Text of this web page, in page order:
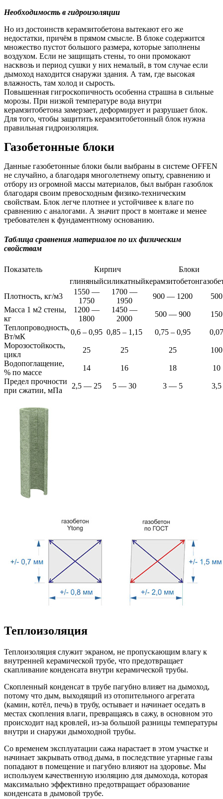
Необходимость в гидроизоляции
Но из достоинств керамзитобетона вытекают его же
недостатки, причём в прямом смысле. В блоке содержится
множество пустот большого размера, которые заполнены
воздухом. Если не защищать стены, то они промокают
насквозь и период сушки у них немалый, в том случае если
дымоход находится снаружи здания. А там, где высокая
влажность, там холод и сырость.
Повышенная гигроскопичность особенна страшна в сильные
морозы. При низкой температуре вода внутри
керамзитобетона замерзает, деформирует и разрушает блок.
Для того, чтобы защитить керамзитобетонный блок нужна
правильная гидроизоляция.
Газобетонные блоки
Данные газобетонные блоки были выбраны в системе OFFEN
не случайно, а благодаря многолетнему опыту, сравнению и
отбору из огромной массы материалов, был выбран газоблок
благодаря своим превосходным физико-техническим
свойствам. Блок легче плотнее и устойчивее к влаге по
сравнению с аналогами. А значит прост в монтаже и менее
требователен к фундаментному основанию.
Таблица сравнения материалов по их физическим
свойствам
Показатель Кирпич
Блоки
глиняныйсиликатныйкерамзитобетон
Плотность, кг/м3
1550 —
1750
1700 —
1950
900 — 1200
500
Масса 1 м2 стены,
кг
1200 —
1800
1450 —
2000
500 — 900
150
Теплопроводность,
Вт/мК
0,6 – 0,95 0,85 – 1,15 0,75 – 0,95
0,07
Морозостойкость,
цикл
25 25 25
100
Водопоглащение,
% по массе
14 16 18
10
Предел прочности
при сжатии, мПа
2,5 — 25 5 — 30 3 — 5 3,5
Теплоизоляция
Теплоизоляция служит экраном, не пропускающим влагу к
внутренней керамической трубе, что предотвращает
скапливание конденсата внутри керамической трубы.
Скопленный конденсат в трубе пагубно влияет на дымоход,
потому что дым, выходящий из отопительного агрегата
(камин, котёл, печь) в трубу, остывает и начинает оседать в
местах скопления влаги, превращаясь в сажу, в основном это
происходит над кровлей, из-за большой разницы температуры
внутри и снаружи дымоходной трубы.
Со временем эксплуатации сажа нарастает в этом участке и
начинает закрывать отвод дыма, в последствие угарные газы
попадают в помещение и пагубно влияют на здоровье. Мы
используем качественную изоляцию для дымохода, которая
максимально эффективно предотвращает образование
конденсата в дымовой трубе.